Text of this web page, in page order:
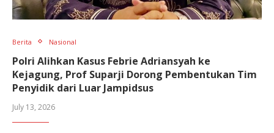
Berita Nasional
Polri Alihkan Kasus Febrie Adriansyah ke
Kejagung, Prof Suparji Dorong Pembentukan Tim
Penyidik dari Luar Jampidsus
July 13, 2026